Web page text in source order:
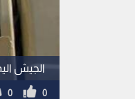
الجيش
0
0